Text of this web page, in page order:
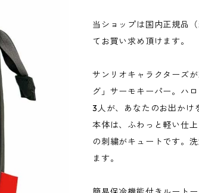
当ショップは国内正規品
てお買い求め頂けます。
サンリオキャラクターズ
グ」サーモキーパー。ハ
3人が、あなたのお出かけ
本体は、ふわっと軽い仕
の刺繍がキュートです。
ます。